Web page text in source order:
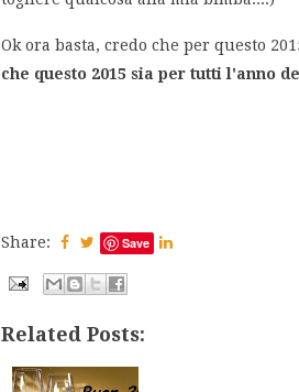
Ok ora basta, credo che per questo
che questo 2015 sia per tutti l'anno
Share: Save
Related Posts: